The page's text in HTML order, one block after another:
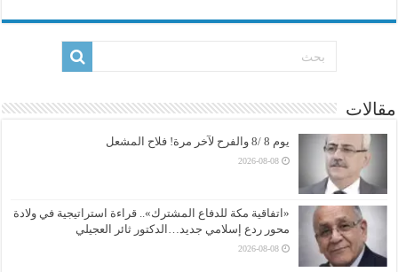
مقالات
يوم 8 /8 والفرح لآخر مرة! فلاح المشعل
2026-08-08
«اتفاقية مكة للدفاع المشترك».. قراءة استراتيجية في ولادة
محور ردع إسلامي جديد…الدكتور ثائر العجيلي
2026-08-08